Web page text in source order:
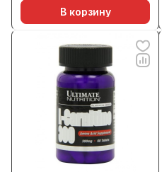
В корзину